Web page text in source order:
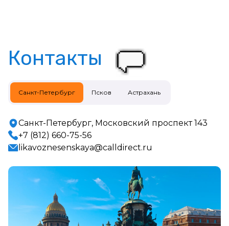
Контакты
Санкт-Петербург Псков Астрахань
Санкт-Петербург, Московский проспект 143
+7 (812) 660-75-56
likavoznesenskaya@calldirect.ru